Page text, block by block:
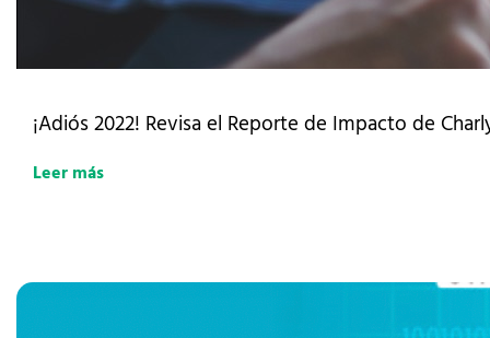
¡Adiós 2022! Revisa el Reporte de Impacto de
Leer más